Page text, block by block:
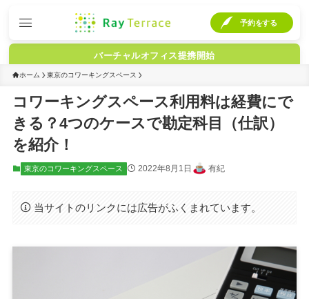
バーチャルオフィス提携開始
予約をする
ホーム 東京のコワーキングスペース
コワーキングスペース利用料は経費にで
きる？4つのケースで勘定科目（仕訳）
を紹介！
東京のコワーキングスペース 2022年8月1日 有紀
当サイトのリンクには広告がふくまれています。